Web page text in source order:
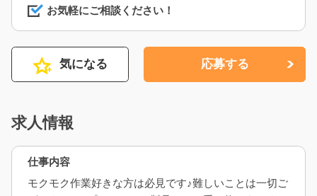
お気軽にご相談ください！
気になる 応募する
求人情報
仕事内容
モクモク作業好きな方は必見です♪難しいことは一切ご